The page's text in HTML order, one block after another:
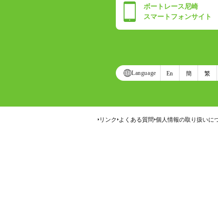
ボートレース尼崎
スマートフォンサイト
Language En 簡 繁
リンク よくある質問 個人情報の取り扱いに